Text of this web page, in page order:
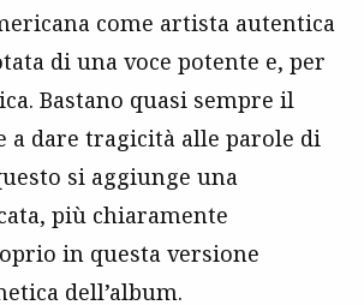
come artista autentica
di una voce potente e, per
Bastano quasi sempre il
a dare tragicità alle parole di
si aggiunge una
più chiaramente
in questa versione
dell’album.